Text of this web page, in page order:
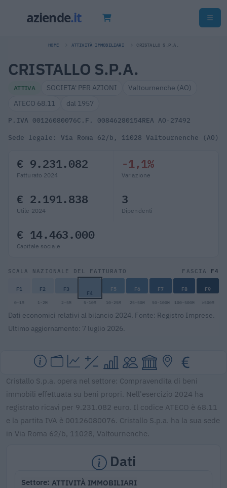
HOME ATTIVITÀ IMMOBILIARI CRISTALLO S.P.A.
CRISTALLO S.P.A.
ATTIVA SOCIETA' PER AZIONI
Valtournenche (AO)
ATECO 68.11
dal 1957
P.IVA 00126080076C.F. 00846280154REA AO-27492
Sede legale: Via Roma 62/b, 11028 Valtournenche (AO)
€ 9.231.082
Fatturato 2024
-1,1%
Variazione
€ 2.191.838
Utile 2024
3
Dipendenti
€ 14.463.000
Capitale sociale
SCALA NAZIONALE DEL FATTURATO FASCIA F4
F1 F2 F3 F4 F5 F6 F7 F8 F9
0-1M 1-2M 2-5M 5-10M 10-25M 25-50M 50-100M 100-500M >500M
Dati economici relativi al bilancio 2024. Fonte: Registro Imprese.
Ultimo aggiornamento: 7 luglio 2026.
Cristallo S.p.a. opera nel settore: Compravendita di beni
immobili effettuata su beni propri. Nell'esercizio 2024 ha
registrato ricavi per 9.231.082 euro. Il codice ATECO è 68.11
e la partita IVA è 00126080076. Cristallo S.p.a. ha la sua sede
in Via Roma 62/b, 11028, Valtournenche.
Dati
Settore ATTIVITÀ IMMOBILIARI